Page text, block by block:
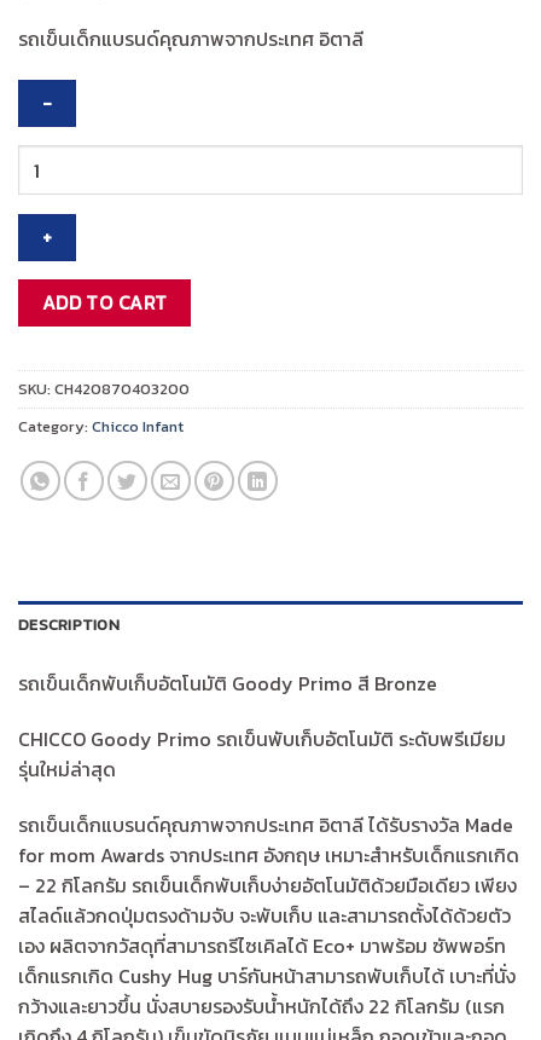
รถเข็นเด็กแบรนด์คุณภาพจากประเทศ อิตาลี
CHICCO
GOODY
XPLUS
STROLLER-
BRONZE
LIZARD
RELUX
ADD TO CART
SKU: CH420870403200
Category: Chicco Infant
DESCRIPTION
รถเข็นเด็กพับเก็บอัตโนมัติ Goody Primo สี Bronze
CHICCO Goody Primo รถเข็นพับเก็บอัตโนมัติ ระดับพรีเมียม
รุ่นใหม่ล่าสุด
รถเข็นเด็กแบรนด์คุณภาพจากประเทศ อิตาลี ได้รับรางวัล Made
for mom Awards จากประเทศ อังกฤษ เหมาะสำหรับเด็กแรกเกิด
– 22 กิโลกรัม รถเข็นเด็กพับเก็บง่ายอัตโนมัติด้วยมือเดียว เพียง
สไลด์แล้วกดปุ่มตรงด้ามจับ จะพับเก็บ และสามารถตั้งได้ด้วยตัว
เอง ผลิตจากวัสดุที่สามารถรีไซเคิลได้ Eco+ มาพร้อม ซัพพอร์ท
เด็กแรกเกิด Cushy Hug บาร์กันหน้าสามารถพับเก็บได้ เบาะที่นั่ง
กว้างและยาวขึ้น นั่งสบายรองรับน้ำหนักได้ถึง 22 กิโลกรัม (แรก